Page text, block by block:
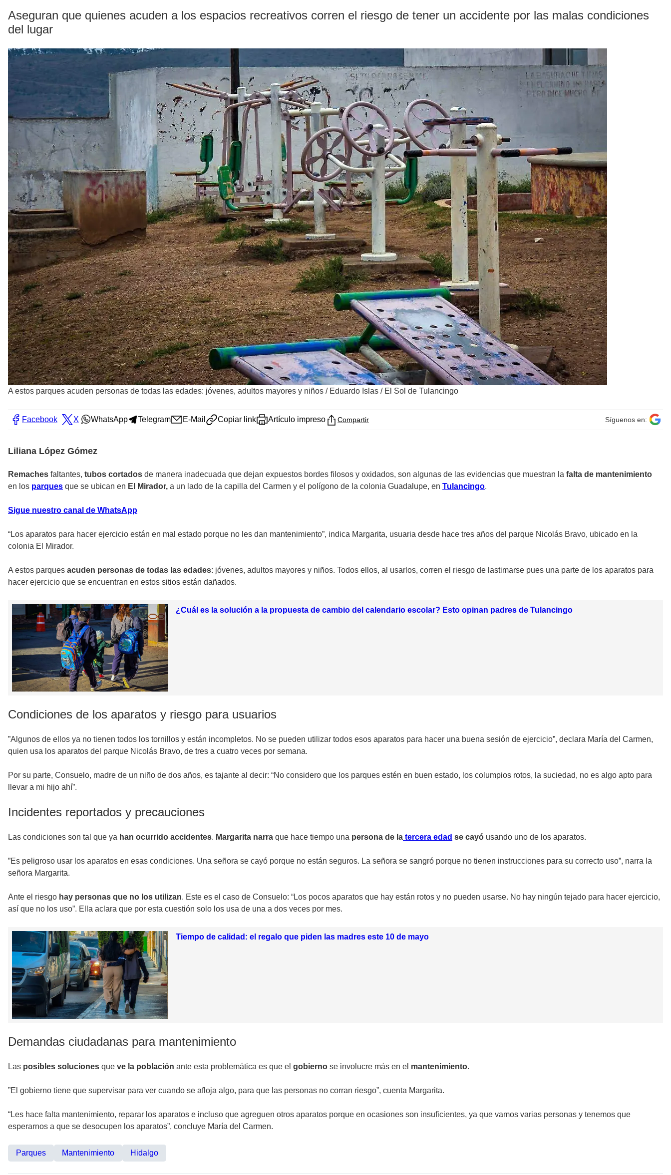
Aseguran que quienes acuden a los espacios recreativos corren el riesgo de tener un accidente por las malas condiciones
del lugar
A estos parques acuden personas de todas las edades: jóvenes, adultos mayores y niños / Eduardo Islas / El Sol de Tulancingo
Facebook X WhatsApp Telegram E-Mail Copiar link Artículo impreso Compartir Síguenos en:
Liliana López Gómez
Remaches faltantes, tubos cortados de manera inadecuada que dejan expuestos bordes filosos y oxidados, son algunas de las evidencias que muestran la falta de mantenimiento
en los parques que se ubican en El Mirador, a un lado de la capilla del Carmen y el polígono de la colonia Guadalupe, en Tulancingo.
Sigue nuestro canal de WhatsApp
“Los aparatos para hacer ejercicio están en mal estado porque no les dan mantenimiento”, indica Margarita, usuaria desde hace tres años del parque Nicolás Bravo, ubicado en la
colonia El Mirador.
A estos parques acuden personas de todas las edades: jóvenes, adultos mayores y niños. Todos ellos, al usarlos, corren el riesgo de lastimarse pues una parte de los aparatos para
hacer ejercicio que se encuentran en estos sitios están dañados.
¿Cuál es la solución a la propuesta de cambio del calendario escolar? Esto opinan padres de Tulancingo
Condiciones de los aparatos y riesgo para usuarios
”Algunos de ellos ya no tienen todos los tornillos y están incompletos. No se pueden utilizar todos esos aparatos para hacer una buena sesión de ejercicio”, declara María del Carmen,
quien usa los aparatos del parque Nicolás Bravo, de tres a cuatro veces por semana.
Por su parte, Consuelo, madre de un niño de dos años, es tajante al decir: “No considero que los parques estén en buen estado, los columpios rotos, la suciedad, no es algo apto para
llevar a mi hijo ahí”.
Incidentes reportados y precauciones
Las condiciones son tal que ya han ocurrido accidentes. Margarita narra que hace tiempo una persona de la tercera edad se cayó usando uno de los aparatos.
”Es peligroso usar los aparatos en esas condiciones. Una señora se cayó porque no están seguros. La señora se sangró porque no tienen instrucciones para su correcto uso”, narra la
señora Margarita.
Ante el riesgo hay personas que no los utilizan. Este es el caso de Consuelo: “Los pocos aparatos que hay están rotos y no pueden usarse. No hay ningún tejado para hacer ejercicio,
así que no los uso”. Ella aclara que por esta cuestión solo los usa de una a dos veces por mes.
Tiempo de calidad: el regalo que piden las madres este 10 de mayo
Demandas ciudadanas para mantenimiento
Las posibles soluciones que ve la población ante esta problemática es que el gobierno se involucre más en el mantenimiento.
”El gobierno tiene que supervisar para ver cuando se afloja algo, para que las personas no corran riesgo”, cuenta Margarita.
“Les hace falta mantenimiento, reparar los aparatos e incluso que agreguen otros aparatos porque en ocasiones son insuficientes, ya que vamos varias personas y tenemos que
esperarnos a que se desocupen los aparatos”, concluye María del Carmen.
Parques Mantenimiento Hidalgo